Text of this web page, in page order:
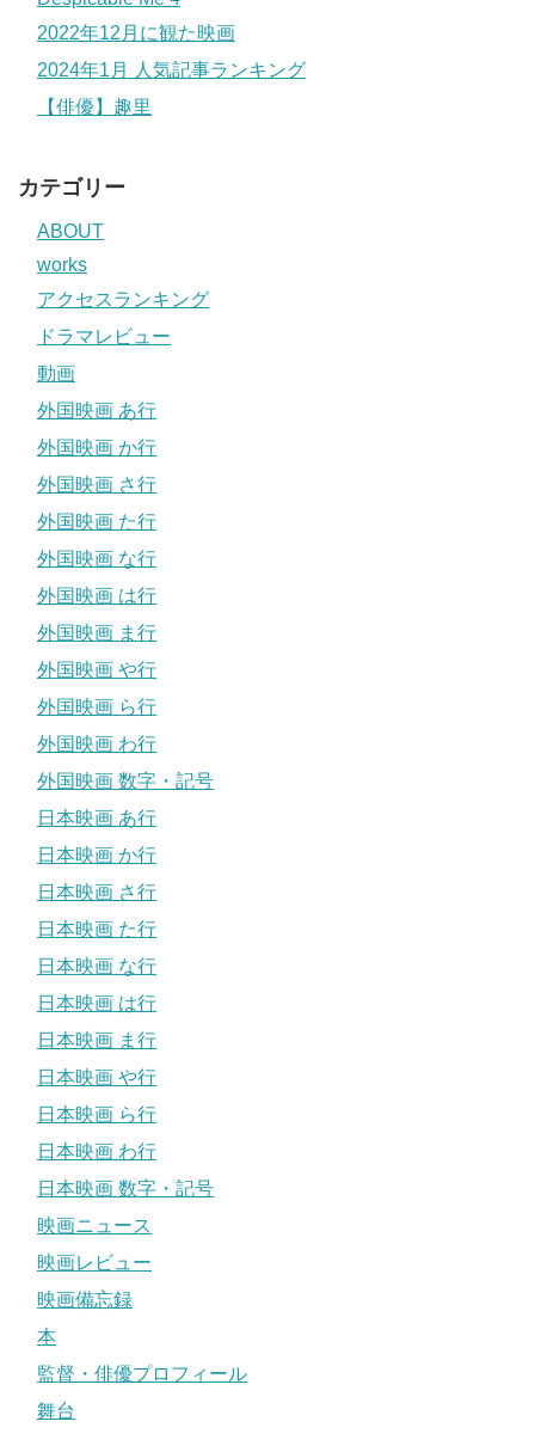
2022年12月に観た映画
2024年1月 人気記事ランキング
【俳優】趣里
カテゴリー
ABOUT
works
アクセスランキング
ドラマレビュー
動画
外国映画 あ行
外国映画 か行
外国映画 さ行
外国映画 た行
外国映画 な行
外国映画 は行
外国映画 ま行
外国映画 や行
外国映画 ら行
外国映画 わ行
外国映画 数字・記号
日本映画 あ行
日本映画 か行
日本映画 さ行
日本映画 た行
日本映画 な行
日本映画 は行
日本映画 ま行
日本映画 や行
日本映画 ら行
日本映画 わ行
日本映画 数字・記号
映画ニュース
映画レビュー
映画備忘録
本
監督・俳優プロフィール
舞台